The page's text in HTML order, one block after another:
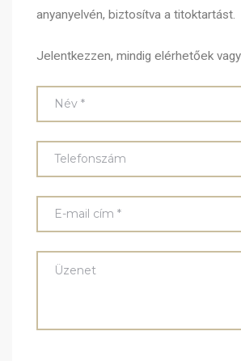
anyanyelvén, biztosítva a titoktartást.
Jelentkezzen, mindig elérhetőek